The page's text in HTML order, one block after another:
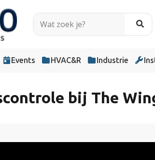
Events HVAC&R Industrie
bij The